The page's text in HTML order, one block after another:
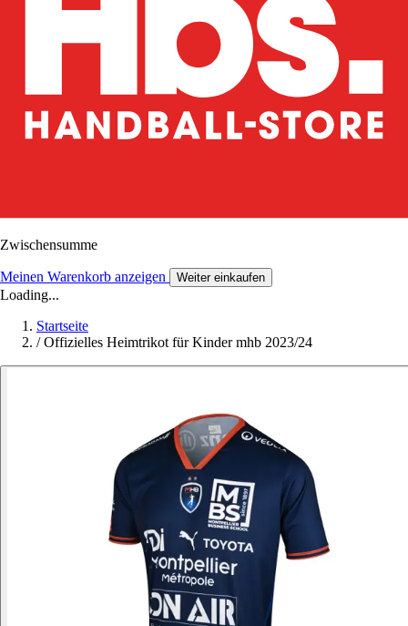
Zwischensumme
Meinen Warenkorb anzeigen Weiter einkaufen
Loading...
Startseite
/ Offizielles Heimtrikot für Kinder mhb 2023/24